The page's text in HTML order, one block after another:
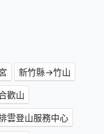
新竹縣→竹山
歡山
雲登山服務中心